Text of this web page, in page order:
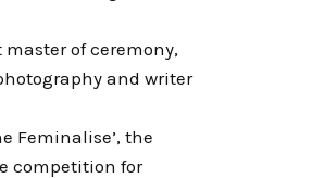
of ceremony,
and writer
Feminalise’, the
competition for